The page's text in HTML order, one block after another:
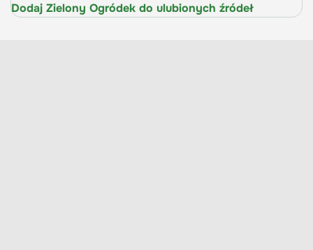
Dodaj Zielony Ogródek do ulubionych źródeł